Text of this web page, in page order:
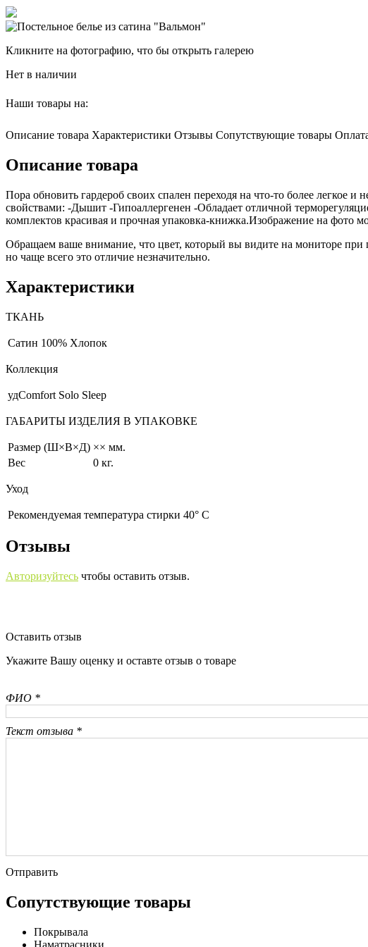
Кликните на фотографию, что бы открыть галерею
Нет в наличии
Наши товары на:
Описание товара Характеристики Отзывы Сопутствующие товары
Описание товара
Пора обновить гардероб своих спален переходя на что-то более
свойствами: -Дышит -Гипоаллергенен -Обладает отличной
комплектов красивая и прочная упаковка-книжка.Изображение на фото
Обращаем ваше внимание, что цвет, который вы видите на мониторе при
но чаще всего это отличие незначительно.
Характеристики
ТКАНЬ
Сатин 100% Хлопок
Коллекция
удComfort Solo Sleep
ГАБАРИТЫ ИЗДЕЛИЯ В УПАКОВКЕ
Размер (Ш×В×Д) ×× мм.
Вес
0 кг.
Уход
Рекомендуемая температура стирки 40° С
Отзывы
Авторизуйтесь чтобы оставить отзыв.
Оставить отзыв
Укажите Вашу оценку и оставте отзыв о товаре
ФИО *
Текст отзыва *
Отправить
Сопутствующие товары
Покрывала